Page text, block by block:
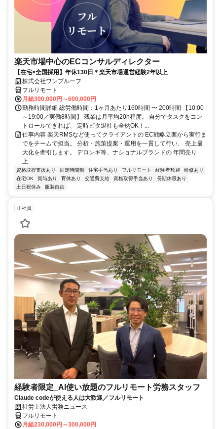
楽天市場中心のECコンサルディレクター
【在宅×全国採用】年休130日＊楽天市場運営経験2年以上
株式会社ワンプルーフ
フルリモート
月給300,000円～600,000円
勤務時間詳細 総労働時間：1ヶ月あたり160時間 〜 200時間 【10:00
～19:00／実働8時間】 残業は月平均20h程度。 自分でタスクをコン
トロールできれば、 定時ピタ退社も全然OK！...
仕事内容 楽天RMSなど使ってクライアントの EC戦略立案から実行ま
でをチームで担当。 分析・施策提案・運用を一貫して行い、 売上最
大化を牽引します。 デロンギ等、ナショナルブランドの 年間売り
上...
資格取得支援あり 固定時間制 住宅手当あり フルリモート 経験者歓迎
研修あり
在宅OK
賞与あり 育休あり 交通費支給 資格取得手当あり
長期休暇あり
土日祝休み
服装自由
正社員
経験者限定_AI使い放題のフルリモート労務スタッフ
Claude codeが使える人は大歓迎／フルリモート
社労士法人労務ニュース
フルリモート
月給230,000円～300,000円